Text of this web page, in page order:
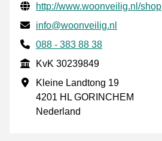
Gecontroleerde contactgegevens
Website URL
http://www.woonveilig.nl/shop
E-mail
info@woonveilig.nl
Telefoonnummer
088 - 383 88 38
KvK
KvK 30239849
Vestigingsadres
Kleine Landtong 19
4201 HL GORINCHEM
Nederland